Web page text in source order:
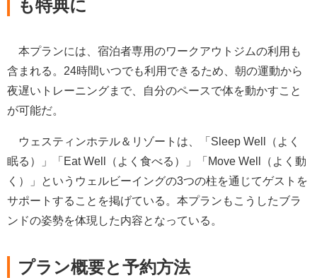
も特典に
本プランには、宿泊者専用のワークアウトジムの利用も
含まれる。24時間いつでも利用できるため、朝の運動から
夜遅いトレーニングまで、自分のペースで体を動かすこと
が可能だ。
ウェスティンホテル＆リゾートは、「Sleep Well（よく
眠る）」「Eat Well（よく食べる）」「Move Well（よく動
く）」というウェルビーイングの3つの柱を通じてゲストを
サポートすることを掲げている。本プランもこうしたブラ
ンドの姿勢を体現した内容となっている。
プラン概要と予約方法